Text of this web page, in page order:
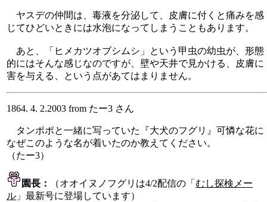
ヤスデの仲間は、毒液を分泌して、皮膚に付くと痛みを感
じてひどいときには水泡になってしまうこともあります。
あと、「ヒメカツオブシムシ」という甲虫の幼虫が、形態
的にはそんな感じなのですが、壁や天井で見かける、皮膚に
害を与える、という点があてはまりません。
1864. 4. 2.2003 from たー3 さん
タンポポと一緒に写っていた『大犬のフグリ』可憐な花に
なぜこのような名が着いたのか教えてください。
（たー3）
園長： （オオイヌノフグリは4/2配信の「 むし探検メー
ル 」最新号に登場しています）